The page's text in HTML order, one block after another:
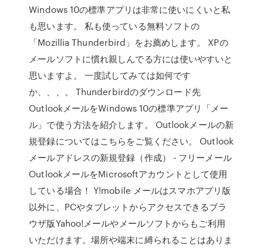
Windows 10の標準アプリは非常に使いにくいと私
も思います。 私も使っている無料ソフトの
「Mozillia Thunderbird」をお薦めします。 XPの
メールソフトに慣れ親しんでる方には使いやすいと
思いますよ。 一度試してみては如何です
か、、、。 Thunderbirdのダウンロード先
OutlookメールをWindows 10の標準アプリ「メー
ル」で使う方法を紹介します。 Outlookメールの新
規登録についてはこちらをご覧ください。 Outlook
メールアドレスの新規登録（作成） - フリーメール
OutlookメールをMicrosoftアカウントとして使用
している場合！ Y!mobile メールはスマホアプリ版
以外に、PCやタブレットからアクセスできるブラ
ウザ版Yahoo!メールやメールソフトからもご利用
いただけます。場所や端末に縛られることはありま